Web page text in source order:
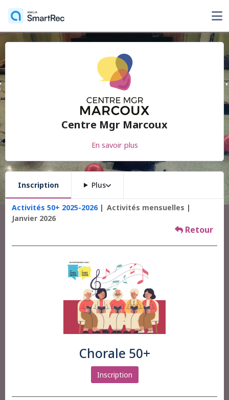
Centre Mgr Marcoux
En savoir plus
Inscription Plus
Activités 50+ 2025-2026
Activités mensuelles
Janvier 2026
Retour
Chorale 50+
Inscription